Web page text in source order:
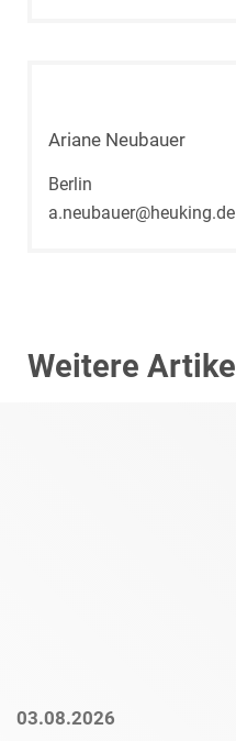
Ariane Neubauer
Berlin
a.neubauer@heuking.de
Weitere Artikel
03.08.2026